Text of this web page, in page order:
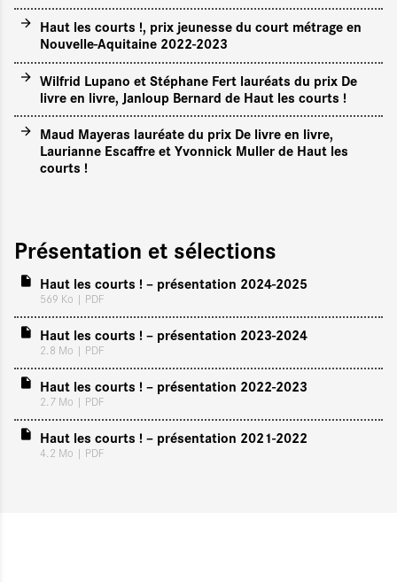
Haut les courts !, prix jeunesse du court métrage en
Nouvelle-Aquitaine 2022-2023
Wilfrid Lupano et Stéphane Fert lauréats du prix De
livre en livre, Janloup Bernard de Haut les courts !
Maud Mayeras lauréate du prix De livre en livre,
Laurianne Escaffre et Yvonnick Muller de Haut les
courts !
Présentation et sélections
Haut les courts ! – présentation 2024-2025
569 Ko | PDF
Haut les courts ! – présentation 2023-2024
2.8 Mo | PDF
Haut les courts ! – présentation 2022-2023
2.7 Mo | PDF
Haut les courts ! – présentation 2021-2022
4.2 Mo | PDF